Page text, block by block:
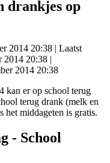
drankjes op
2014 20:38 | Laatst
2014 20:38 |
2014 20:38
kan er op school terug
terug drank (melk en
het middageten is gratis.
- School